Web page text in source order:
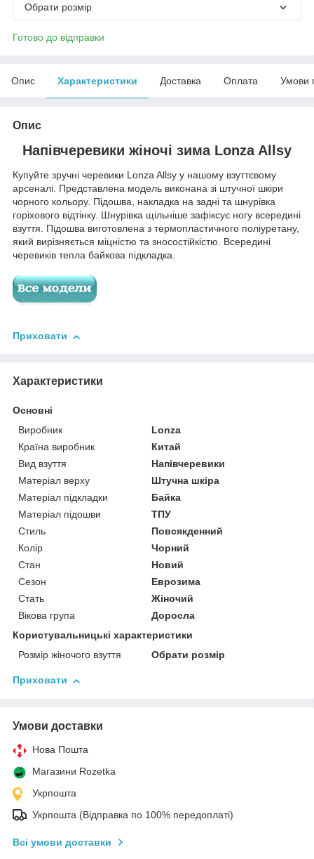
Обрати розмір
Готово до відправки
Опис Характеристики Доставка Оплата Умови
Опис
Напівчеревики жіночі зима Lonza Allsy
Купуйте зручні черевики Lonza Allsy у нашому взуттєвому
арсеналі. Представлена модель виконана зі штучної шкіри
чорного кольору. Підошва, накладка на задні та шнурівка
горіхового відтінку. Шнурівка щільніше зафіксує ногу всередині
взуття. Підошва виготовлена з термопластичного поліуретану,
який вирізняється міцністю та зносостійкістю. Всередині
черевиків тепла байкова підкладка.
Приховати
Характеристики
Основні
Виробник
Lonza
Країна виробник
Китай
Вид взуття
Напівчеревики
Матеріал верху
Штучна шкіра
Матеріал підкладки
Байка
Матеріал підошви
ТПУ
Стиль
Повсякденний
Колір
Чорний
Стан
Новий
Сезон
Еврозима
Стать
Жіночий
Вікова група
Доросла
Користувальницькі характеристики
Розмір жіночого взуття
Обрати розмір
Приховати
Умови доставки
Нова Пошта
Магазини Rozetka
Укрпошта
Укрпошта (Відправка по 100% передоплаті)
Всі умови доставки